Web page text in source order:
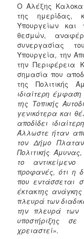
Ο Αλέξης
της ημερίδας,
Υπουργείων και
θεσμών,
συνεργασίας
Υπουργεία, την
την Περιφέρεια
σημασία που
της Πολιτικής
ιδιαίτερη
της Τοπικής
γενικότερα και
αποδίδει
Άλλωστε ήταν
τον Δήμο
Πολιτικής
το
προφανές, ότι η
που εντάσσεται
έκτακτης
πλευρά των
την πλευρά των
υποστήριξης
χρειαστεί».